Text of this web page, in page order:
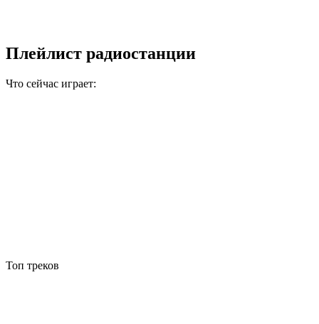
Плейлист радиостанции
Что сейчас играет:
Топ треков